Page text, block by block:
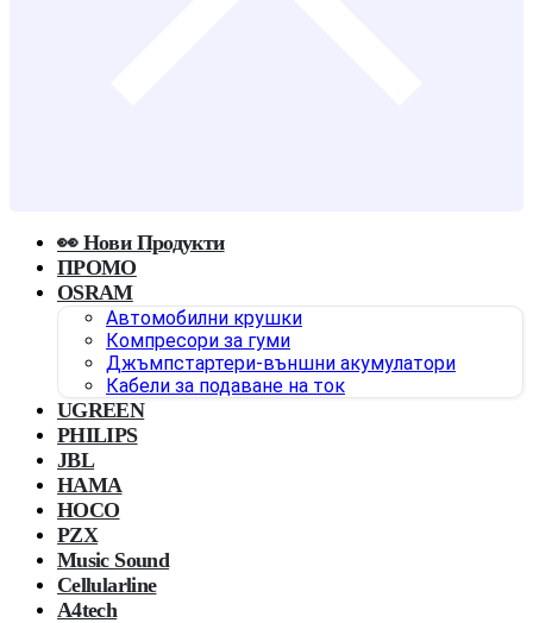
👀 Нови Продукти
ПРОМО
OSRAM
Автомобилни крушки
Компресори за гуми
Джъмпстартери-външни акумулатори
Кабели за подаване на ток
UGREEN
PHILIPS
JBL
HAMA
HOCO
PZX
Music Sound
Cellularline
A4tech